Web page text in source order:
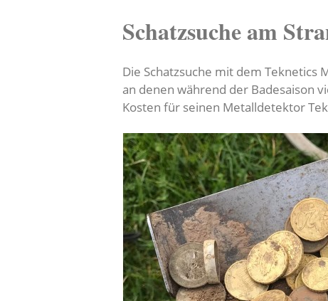
Schatzsuche am
Die Schatzsuche mit dem
an denen während der Badesaison
Kosten für seinen Metalldetektor